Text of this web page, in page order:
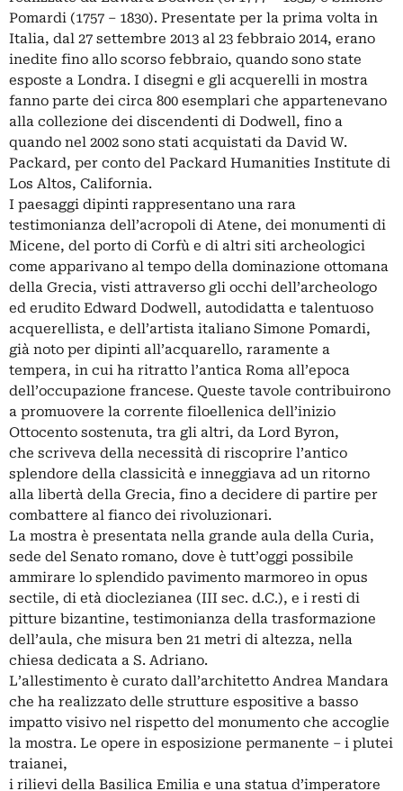
Pomardi (1757 – 1830). Presentate per la prima volta in
Italia, dal 27 settembre 2013 al 23 febbraio 2014, erano
inedite fino allo scorso febbraio, quando sono state
esposte a Londra. I disegni e gli acquerelli in mostra
fanno parte dei circa 800 esemplari che appartenevano
alla collezione dei discendenti di Dodwell, fino a
quando nel 2002 sono stati acquistati da David W.
Packard, per conto del Packard Humanities Institute di
Los Altos, California.
I paesaggi dipinti rappresentano una rara
testimonianza dell’acropoli di Atene, dei monumenti di
Micene, del porto di Corfù e di altri siti archeologici
come apparivano al tempo della dominazione ottomana
della Grecia, visti attraverso gli occhi dell’archeologo
ed erudito Edward Dodwell, autodidatta e talentuoso
acquerellista, e dell’artista italiano Simone Pomardi,
già noto per dipinti all’acquarello, raramente a
tempera, in cui ha ritratto l’antica Roma all’epoca
dell’occupazione francese. Queste tavole contribuirono
a promuovere la corrente filoellenica dell’inizio
Ottocento sostenuta, tra gli altri, da Lord Byron,
che scriveva della necessità di riscoprire l’antico
splendore della classicità e inneggiava ad un ritorno
alla libertà della Grecia, fino a decidere di partire per
combattere al fianco dei rivoluzionari.
La mostra è presentata nella grande aula della Curia,
sede del Senato romano, dove è tutt’oggi possibile
ammirare lo splendido pavimento marmoreo in opus
sectile, di età dioclezianea (III sec. d.C.), e i resti di
pitture bizantine, testimonianza della trasformazione
dell’aula, che misura ben 21 metri di altezza, nella
chiesa dedicata a S. Adriano.
L’allestimento è curato dall’architetto Andrea Mandara
che ha realizzato delle strutture espositive a basso
impatto visivo nel rispetto del monumento che accoglie
la mostra. Le opere in esposizione permanente – i plutei
traianei,
i rilievi della Basilica Emilia e una statua d’imperatore